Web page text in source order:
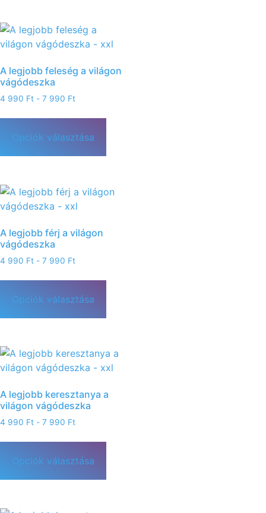
A legjobb feleség a világon
vágódeszka
4 990 Ft - 7 990 Ft
Opciók választása
A legjobb férj a világon
vágódeszka
4 990 Ft - 7 990 Ft
Opciók választása
A legjobb keresztanya a
világon vágódeszka
4 990 Ft - 7 990 Ft
Opciók választása